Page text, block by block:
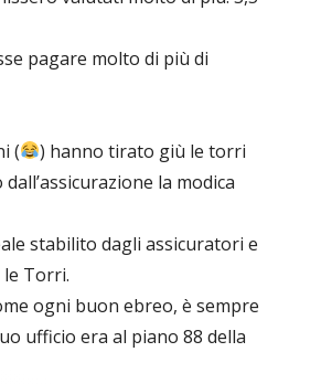
pagare molto di più di
(
) hanno tirato giù le torri
la modica
stabilito dagli assicuratori e
Torri.
ogni buon ebreo, è sempre
ufficio era al piano 88 della